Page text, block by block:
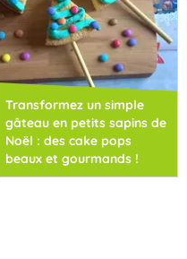
Transformez un simple
gâteau en petits sapins de
Noël : des cake pops
beaux et gourmands !